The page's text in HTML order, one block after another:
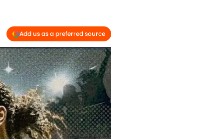
Add us as a preferred source